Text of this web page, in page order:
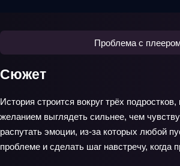
Проблема с
Сюжет
История строится вокруг трёх
желанием выглядеть сильнее, чем
распутать эмоции, из-за которых любой
проблеме и сделать шаг навстречу,